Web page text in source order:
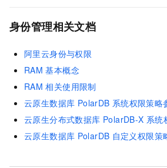
身份管理相关文档
阿里云身份与权限
RAM 基本概念
RAM 相关使用限制
云原生数据库 PolarDB 系统权限策略
云原生分布式数据库 PolarDB-X 系统
云原生数据库 PolarDB 自定义权限策